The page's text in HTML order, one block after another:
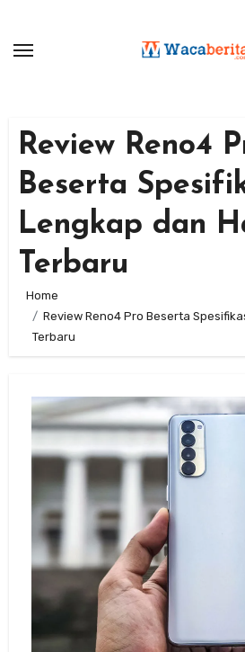
content
Review Reno4
Beserta
Lengkap dan
Terbaru
Home
Review Reno4 Pro Beserta
Terbaru